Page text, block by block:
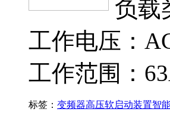
负载
工作电压：
工作范围：
标签： 变频器高压软启动装置智